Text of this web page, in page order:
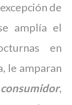
de
amplía el
en
le amparan
,